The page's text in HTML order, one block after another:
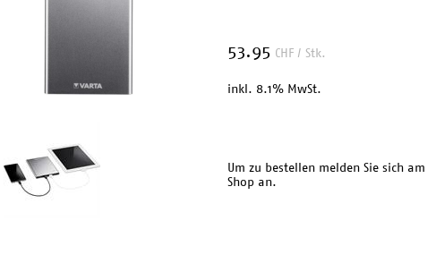
53.95 CHF / Stk.
inkl. 8.1% MwSt.
Um zu bestellen melden Sie sich am
Shop an.